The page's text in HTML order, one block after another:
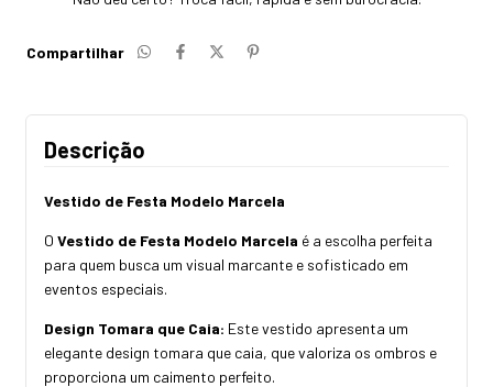
Compartilhar
Descrição
Vestido de Festa Modelo Marcela
O Vestido de Festa Modelo Marcela é a escolha perfeita
para quem busca um visual marcante e sofisticado em
eventos especiais.
Design Tomara que Caia: Este vestido apresenta um
elegante design tomara que caia, que valoriza os ombros e
proporciona um caimento perfeito.